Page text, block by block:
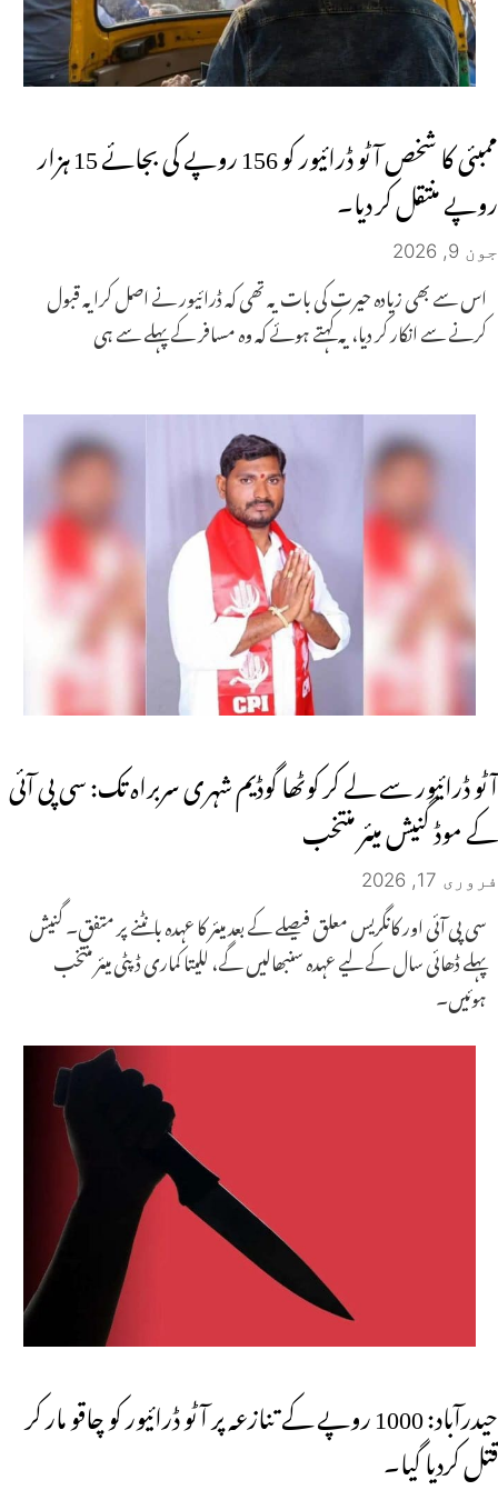
ممبئی کا شخص آٹو ڈرائیور کو 156 روپے کی بجائے 15 ہزار
روپے منتقل کر دیا۔
جون 9, 2026
اس سے بھی زیادہ حیرت کی بات یہ تھی کہ ڈرائیور نے اصل کرایہ قبول
کرنے سے انکار کر دیا، یہ کہتے ہوئے کہ وہ مسافر کے پہلے سے ہی
آٹو ڈرائیور سے لے کر کوٹھا گوڈیم شہری سربراہ تک: سی پی آئی
کے موڈ گنیش میئر منتخب
فروری 17, 2026
سی پی آئی اور کانگریس معلق فیصلے کے بعد میئر کا عہدہ بانٹنے پر متفق۔ گنیش
پہلے ڈھائی سال کے لیے عہدہ سنبھالیں گے، للیتا کماری ڈپٹی میئر منتخب
ہوئیں۔
حیدرآباد: 1000 روپے کے تنازعہ پر آٹو ڈرائیور کو چاقو مار کر
قتل کردیا گیا۔